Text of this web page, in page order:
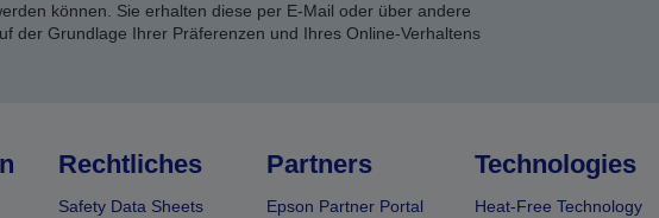
können. Sie erhalten diese per E-Mail oder über andere
der Grundlage Ihrer Präferenzen und Ihres Online-Verhaltens
Rechtliches
Safety Data Sheets
Partners
Epson Partner Portal
Technologies
Heat-Free Technology